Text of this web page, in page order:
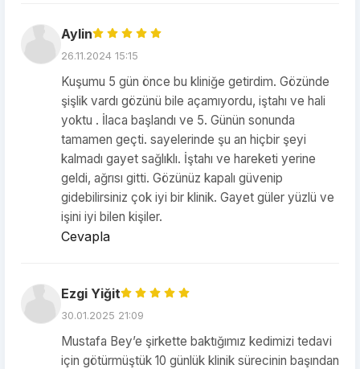
Aylin
26.11.2024 15:15
Kuşumu 5 gün önce bu kliniğe getirdim. Gözünde
şişlik vardı gözünü bile açamıyordu, iştahı ve hali
yoktu . İlaca başlandı ve 5. Günün sonunda
tamamen geçti. sayelerinde şu an hiçbir şeyi
kalmadı gayet sağlıklı. İştahı ve hareketi yerine
geldi, ağrısı gitti. Gözünüz kapalı güvenip
gidebilirsiniz çok iyi bir klinik. Gayet güler yüzlü ve
işini iyi bilen kişiler.
Cevapla
Ezgi Yiğit
30.01.2025 21:09
Mustafa Bey’e şirkette baktığımız kedimizi tedavi
için götürmüştük 10 günlük klinik sürecinin başından